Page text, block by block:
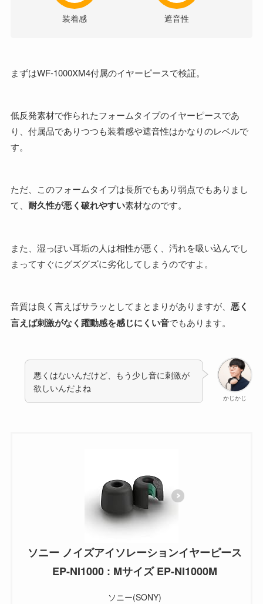
装着感 遮音性
まずはWF-1000XM4付属のイヤーピースで検証。
低反発素材で作られたフォームタイプのイヤーピースであ
り、付属品でありつつも装着感や遮音性はかなりのレベルで
す。
ただ、このフォームタイプは長所でもあり弱点でもありまし
て、 耐久性が悪く破れやすい素材なのです。
また、湿っぽい耳垢の人は相性が悪く、汚れを吸い込んでし
まってすぐにグズグズに劣化してしまうのですよ。
音質は良く言えばサラッとしてまとまりがありますが、 悪く
言えば刺激がなく躍動感を感じにくい音でもあります。
かじかじ
悪くはないんだけど、もう少し音に刺激が
欲しいんだよね
ソニー ノイズアイソレーションイヤーピース
EP-NI1000 : Mサイズ EP-NI1000M
ソニー(SONY)